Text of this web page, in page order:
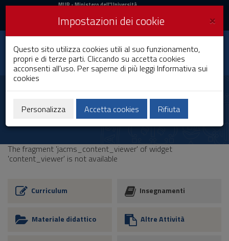
Vai
al
navigazione
sito
Vai
MIUR
Accedi
MUR- Ministero dell'Università
Accedi UniCA News
Toggle
navigation
Università degli
Studi di Cagliari
The fragment 'jacms_content_viewer' of widget
'content_viewer' is not available
Curriculum Insegnamenti
Materiale didattico Altre Attività
×
Impostazioni dei cookie
Questo sito utilizza cookies utili al suo funzionamento,
propri e di terze parti. Cliccando su accetta cookies
acconsenti all'uso. Per saperne di più leggi Informativa sui
cookies
Personalizza Accetta cookies Rifiuta